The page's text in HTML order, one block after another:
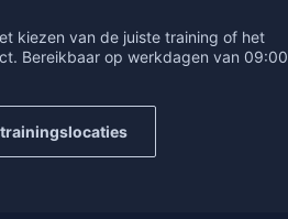
kiezen van de juiste training of het
Bereikbaar op werkdagen van 09:00